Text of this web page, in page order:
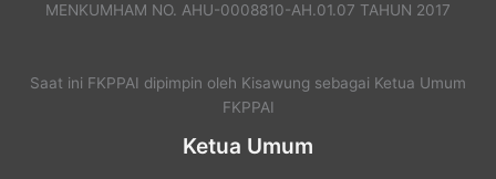
MENKUMHAM NO. AHU-0008810-AH.01.07 TAHUN 2017
Saat ini FKPPAI dipimpin oleh Kisawung sebagai Ketua Umum
FKPPAI
Ketua Umum